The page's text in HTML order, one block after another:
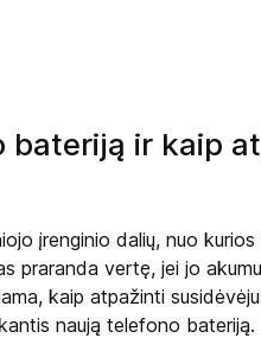
bateriją ir kaip
įrenginio dalių, nuo
praranda vertę, jei jo
kaip atpažinti
naują telefono bateriją.